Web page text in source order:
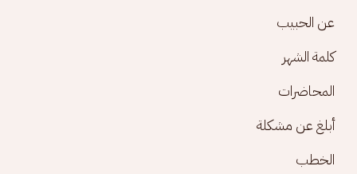
Footer menu
عن الحبيب
كلمة الشهر
المحاضرات
أبلغ عن مشكلة
الخطب